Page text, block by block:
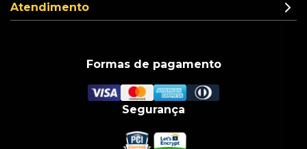
Atendimento
Formas de pagamento
Segurança